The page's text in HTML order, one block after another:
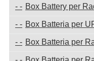
Box Battery per
Box Batteria per
Box Batteria per